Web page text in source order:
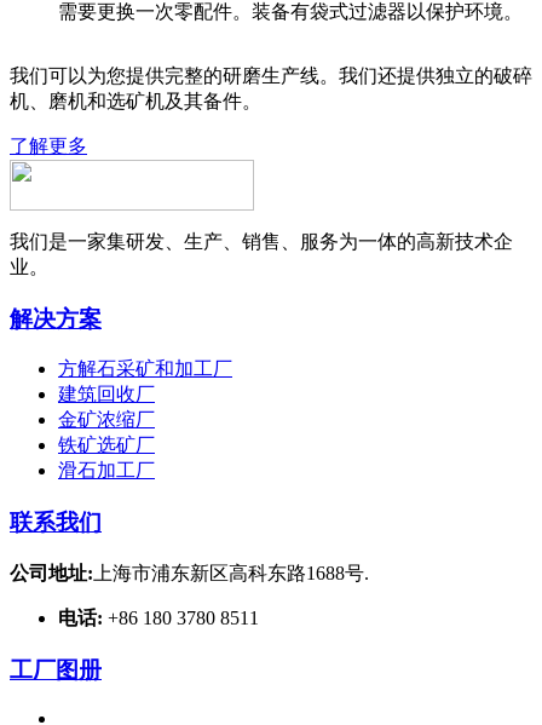
需要更换一次零配件。装备有袋式过滤器以保护环境。
我们可以为您提供完整的研磨生产线。我们还提供独立的破碎
机、磨机和选矿机及其备件。
了解更多
我们是一家集研发、生产、销售、服务为一体的高新技术企
业。
解决方案
方解石采矿和加工厂
建筑回收厂
金矿浓缩厂
铁矿选矿厂
滑石加工厂
联系我们
公司地址: 上海市浦东新区高科东路1688号.
电话: +86 180 3780 8511
工厂图册